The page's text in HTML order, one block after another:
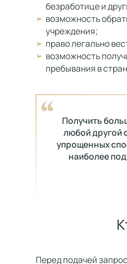
безработице и
возможность
учреждения;
право легально
возможность
пребывания в
Получить
любой другой
упрощенных
наиболее
Перед подачей